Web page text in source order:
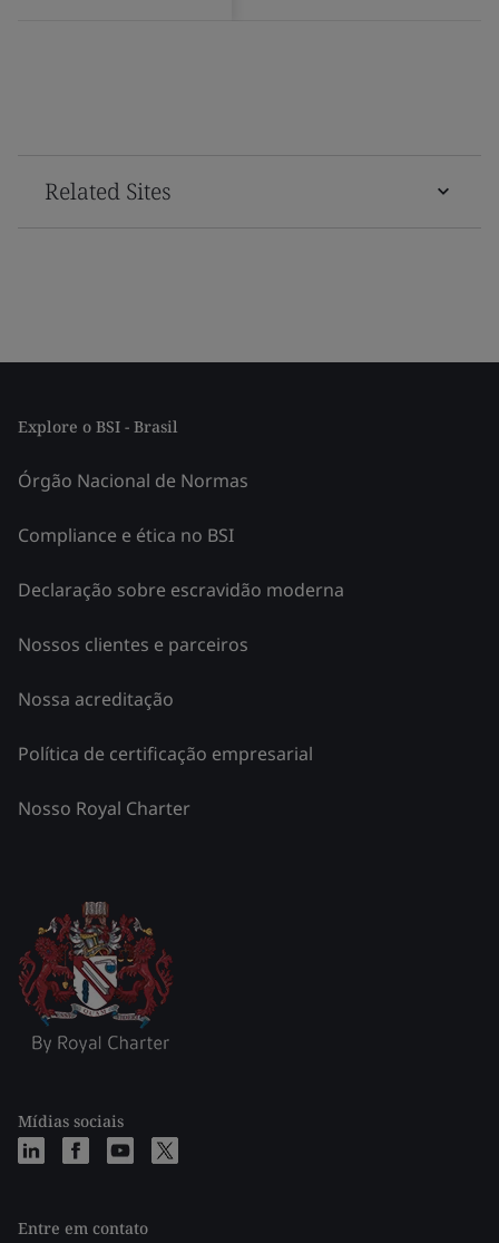
Related Sites
Explore o BSI - Brasil
Órgão Nacional de Normas
Compliance e ética no BSI
Declaração sobre escravidão moderna
Nossos clientes e parceiros
Nossa acreditação
Política de certificação empresarial
Nosso Royal Charter
Mídias sociais
Entre em contato